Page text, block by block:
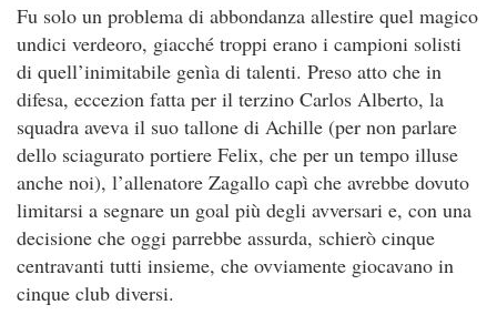
Fu solo un problema di abbondanza allestire quel magico
undici verdeoro, giacché troppi erano i campioni solisti
di quell’inimitabile genìa di talenti. Preso atto che in
difesa, eccezion fatta per il terzino Carlos Alberto, la
squadra aveva il suo tallone di Achille (per non parlare
dello sciagurato portiere Felix, che per un tempo illuse
anche noi), l’allenatore Zagallo capì che avrebbe dovuto
limitarsi a segnare un goal più degli avversari e, con una
decisione che oggi parrebbe assurda, schierò cinque
centravanti tutti insieme, che ovviamente giocavano in
cinque club diversi.